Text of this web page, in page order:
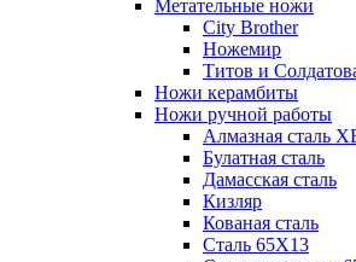
Метательные ножи
City Brother
Ножемир
Титов и
Ножи керамбиты
Ножи ручной работы
Алмазная сталь
Булатная сталь
Дамасская сталь
Кизляр
Кованая сталь
Сталь 65Х13